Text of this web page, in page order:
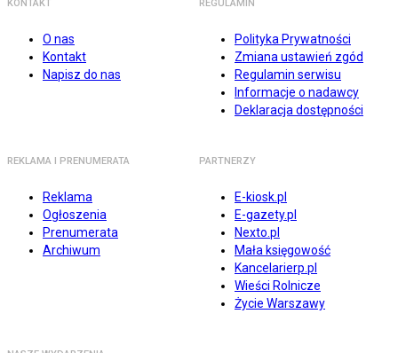
KONTAKT
O nas
Kontakt
Napisz do nas
REGULAMIN
Polityka Prywatności
Zmiana ustawień zgód
Regulamin serwisu
Informacje o nadawcy
Deklaracja dostępności
REKLAMA I PRENUMERATA
Reklama
Ogłoszenia
Prenumerata
Archiwum
PARTNERZY
E-kiosk.pl
E-gazety.pl
Nexto.pl
Mała księgowość
Kancelarierp.pl
Wieści Rolnicze
Życie Warszawy